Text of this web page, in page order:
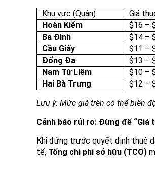
Khu vực (Quận)
Giá
Hoàn Kiếm
$16 –
Ba Đình
$14 –
Cầu Giấy
$11 –
Đống Đa
$13 –
Nam Từ Liêm
$10 –
Hai Bà Trưng
$12 –
Lưu ý: Mức giá trên có thể biến
Cảnh báo rủi ro: Đừng để “Giá
Khi đứng trước quyết định thuê
tế, Tổng chi phí sở hữu (TCO)